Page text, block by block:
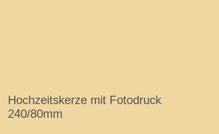
Hochzeitskerze mit Fotodruck
240/80mm